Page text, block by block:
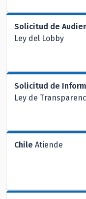
Solicitud de
Ley del Lobby
Solicitud de
Ley de
Chile Atiende